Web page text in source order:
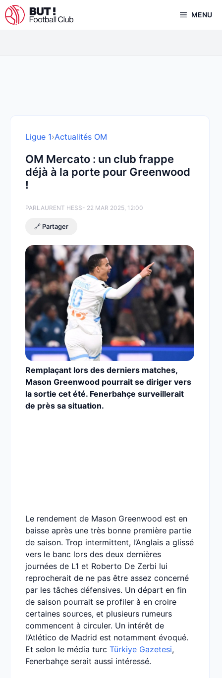
Aller
au
MENU
Ligue 1›Actualités OM
OM Mercato : un club frappe
déjà à la porte pour Greenwood
!
PARLAURENT HESS- 22 MAR 2025, 12:00
🔗 Partager
Remplaçant lors des derniers matches,
Mason Greenwood pourrait se diriger vers
la sortie cet été. Fenerbahçe surveillerait
de près sa situation.
Le rendement de Mason Greenwood est en
baisse après une très bonne première partie
de saison. Trop intermittent, l’Anglais a glissé
vers le banc lors des deux dernières
journées de L1 et Roberto De Zerbi lui
reprocherait de ne pas être assez concerné
par les tâches défensives. Un départ en fin
de saison pourrait se profiler à en croire
certaines sources, et plusieurs rumeurs
commencent à circuler. Un intérêt de
l’Atlético de Madrid est notamment évoqué.
Et selon le média turc Türkiye Gazetesi,
Fenerbahçe serait aussi intéressé.